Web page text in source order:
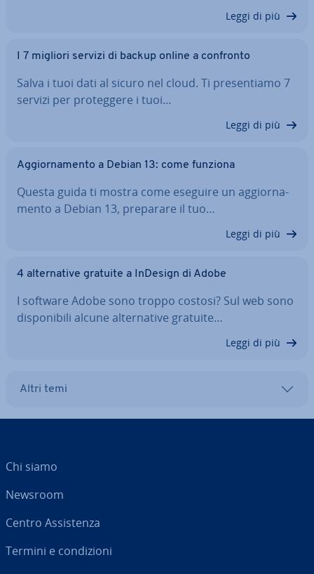
Leggi di più
I 7 migliori servizi di backup online a confronto
Salva i tuoi dati al sicuro nel cloud. Ti pre­sen­tia­mo 7
servizi per pro­teg­ge­re i tuoi…
Leggi di più
Ag­gior­na­men­to a Debian 13: come funziona
Questa guida ti mostra come eseguire un ag­gior­na­
men­to a Debian 13, preparare il tuo…
Leggi di più
4 al­ter­na­ti­ve gratuite a InDesign di Adobe
I software Adobe sono troppo costosi? Sul web sono
di­spo­ni­bi­li alcune al­ter­na­ti­ve gratuite…
Leggi di più
Altri temi
Chi siamo
Newsroom
Centro As­si­sten­za
Termini e con­di­zio­ni